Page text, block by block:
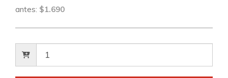
antes: $1.690